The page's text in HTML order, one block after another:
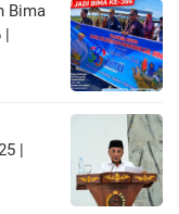
Bima
|
|